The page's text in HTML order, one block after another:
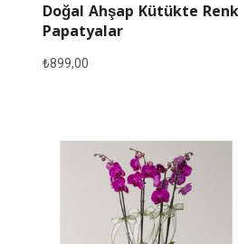
Doğal Ahşap Kütükte
Papatyalar
₺899,00